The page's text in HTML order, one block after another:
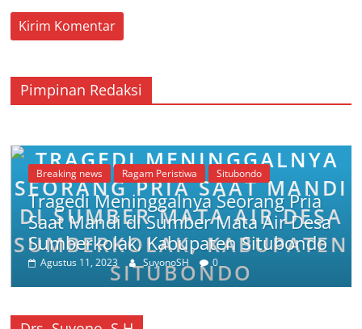
Pimpinan Redaksi
Breaking news Ragam Peristiwa Situbondo
Tragedi Meninggalnya Seorang Pria
Saat Mandi di Sumber Mata Air Desa
Sumberkolak, Kabupaten Situbondo
Agustus 11, 2023 SuyonoSH 0